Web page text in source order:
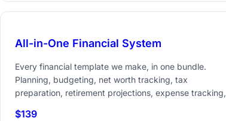
All-in-One Financial System
Every financial template we make, in one bundle.
Planning, budgeting, net worth tracking, tax
preparation, retirement projections, expense tracking,
spectrum of personal finance.
$139